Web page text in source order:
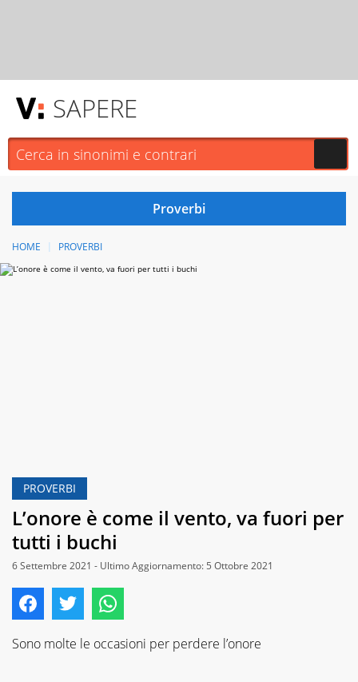
SAPERE
HOME PROVERBI
PROVERBI
L’onore è come il vento, va fuori per
tutti i buchi
6 Settembre 2021 - Ultimo Aggiornamento: 5 Ottobre 2021
Sono molte le occasioni per perdere l’onore